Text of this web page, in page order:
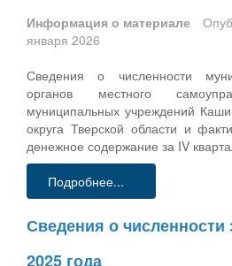
Информация о материале
января 2026
Сведения о численности
органов местного
муниципальных учреждений
округа Тверской области и
денежное содержание за IV
Подробнее...
Сведения о численности
2025 года